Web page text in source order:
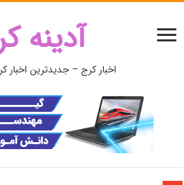
آدینه
اخبار کرج – جدیدترین اخبار